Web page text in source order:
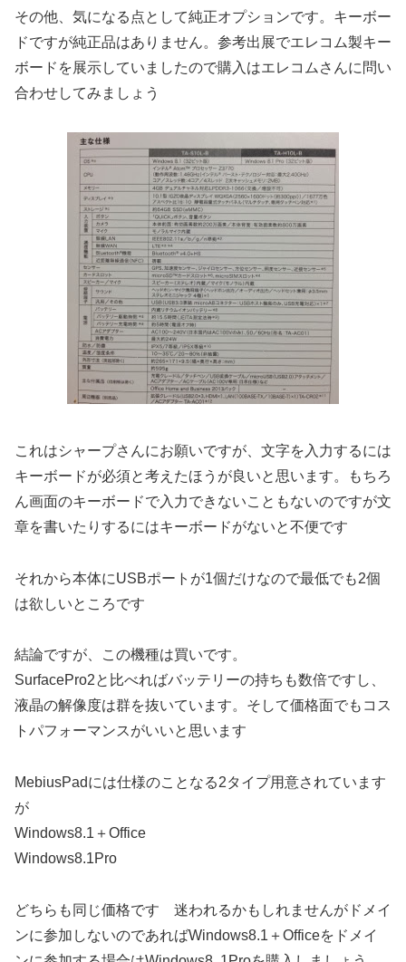
その他、気になる点として純正オプションです。キーボー
ドですが純正品はありません。参考出展でエレコム製キー
ボードを展示していましたので購入はエレコムさんに問い
合わせしてみましょう
これはシャープさんにお願いですが、文字を入力するには
キーボードが必須と考えたほうが良いと思います。もちろ
ん画面のキーボードで入力できないこともないのですが文
章を書いたりするにはキーボードがないと不便です
それから本体にUSBポートが1個だけなので最低でも2個
は欲しいところです
結論ですが、この機種は買いです。
SurfacePro2と比べればバッテリーの持ちも数倍ですし、
液晶の解像度は群を抜いています。そして価格面でもコス
トパフォーマンスがいいと思います
MebiusPadには仕様のことなる2タイプ用意されています
が
Windows8.1＋Office
Windows8.1Pro
どちらも同じ価格です 迷われるかもしれませんがドメイ
ンに参加しないのであればWindows8.1＋Officeをドメイ